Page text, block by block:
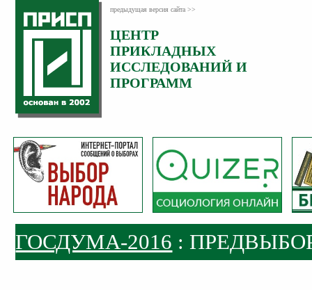
предыдущая версия сайта >>
ЦЕНТР
ПРИКЛАДНЫХ
ИССЛЕДОВАНИЙ И
ПРОГРАММ
ГОСДУМА-2016 :